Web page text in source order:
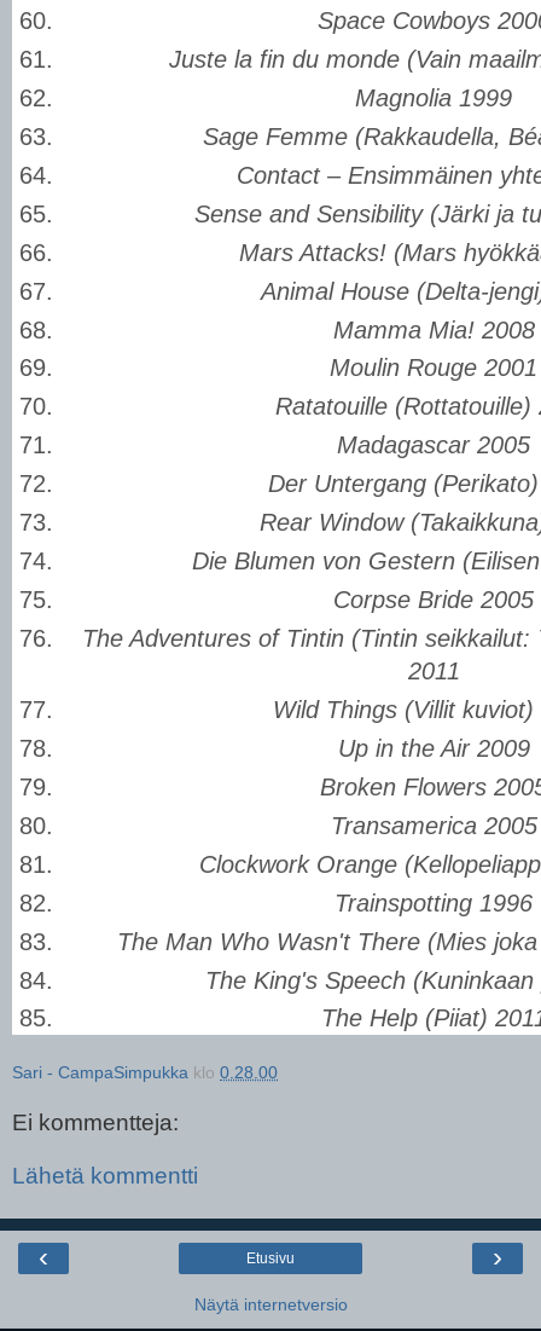
Space Cowboys
Juste la fin du monde (Vain
Magnolia 1999
Sage Femme (Rakkaudella,
Contact – Ensimmäinen
Sense and Sensibility (Järki ja
Mars Attacks! (Mars
Animal House (Delta-
Mamma Mia! 2008
Moulin Rouge 2001
Ratatouille (Rottatouille)
Madagascar 2005
Der Untergang
Rear Window
Die Blumen von Gestern
Corpse Bride 2005
The Adventures of Tintin (Tintin seikkailut:
2011
Wild Things (Villit kuviot)
Up in the Air 2009
Broken Flowers
Transamerica 2005
Clockwork Orange
Trainspotting 1996
The Man Who Wasn't There (Mies
The King's Speech
The Help (Piiat)
Sari - CampaSimpukka klo 0.28.00
Ei kommentteja:
Lähetä kommentti
‹ ›
Etusivu
Näytä internetversio